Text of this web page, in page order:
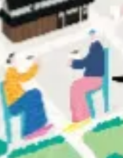
+c BASE
IBARAKIえきまえマルシ
ェ
茨“生”人図鑑
FICカルチャースクール
スキルアップ相談会
はじめてのおかいもの
会社概要
事業内容